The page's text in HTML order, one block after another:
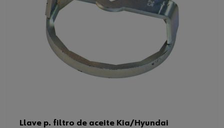
Llave p. filtro de aceite Kia/Hyundai